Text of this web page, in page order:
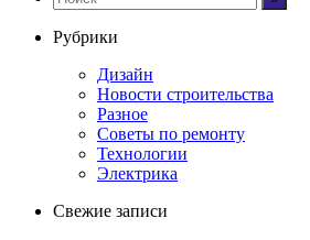
Рубрики
Дизайн
Новости строительства
Разное
Советы по ремонту
Технологии
Электрика
Свежие записи